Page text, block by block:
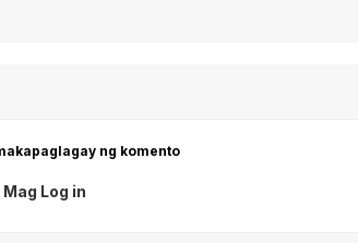
ng komento
Mag Log in